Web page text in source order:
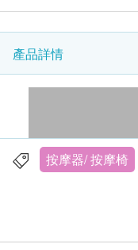
產品詳情
按摩器/ 按摩椅